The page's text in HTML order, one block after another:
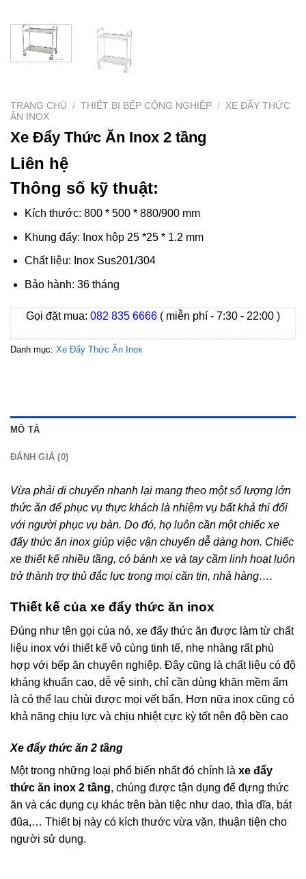
TRANG CHỦ / THIẾT BỊ BẾP CÔNG NGHIỆP / XE ĐẨY THỨC
ĂN INOX
Xe Đẩy Thức Ăn Inox 2 tầng
Liên hệ
Thông số kỹ thuật:
Kích thước: 800 * 500 * 880/900 mm
Khung đẩy: Inox hộp 25 *25 * 1.2 mm
Chất liệu: Inox Sus201/304
Bảo hành: 36 tháng
Gọi đặt mua: 082 835 6666 ( miễn phí - 7:30 - 22:00 )
Danh mục: Xe Đẩy Thức Ăn Inox
MÔ TẢ
ĐÁNH GIÁ (0)
Vừa phải di chuyển nhanh lại mang theo một số lượng lớn
thức ăn để phục vụ thực khách là nhiệm vụ bất khả thi đối
với người phục vụ bàn. Do đó, họ luôn cần một chiếc xe
đẩy thức ăn inox giúp việc vận chuyển dễ dàng hơn. Chiếc
xe thiết kế nhiều tầng, có bánh xe và tay cầm linh hoạt luôn
trở thành trợ thủ đắc lực trong mọi căn tin, nhà hàng….
Thiết kế của xe đẩy thức ăn inox
Đúng như tên gọi của nó, xe đẩy thức ăn được làm từ chất
liệu inox với thiết kế vô cùng tinh tế, nhẹ nhàng rất phù
hợp với bếp ăn chuyên nghiệp. Đây cũng là chất liệu có độ
kháng khuẩn cao, dễ vệ sinh, chỉ cần dùng khăn mềm ẩm
là có thể lau chùi được mọi vết bẩn. Hơn nữa inox cũng có
khả năng chịu lực và chịu nhiệt cực kỳ tốt nên độ bền cao
Xe đẩy thức ăn 2 tầng
Một trong những loại phổ biến nhất đó chính là xe đẩy
thức ăn inox 2 tầng, chúng được tận dụng để đựng thức
ăn và các dụng cụ khác trên bàn tiệc như dao, thìa dĩa, bát
đũa,… Thiết bị này có kích thước vừa vặn, thuận tiện cho
người sử dụng.